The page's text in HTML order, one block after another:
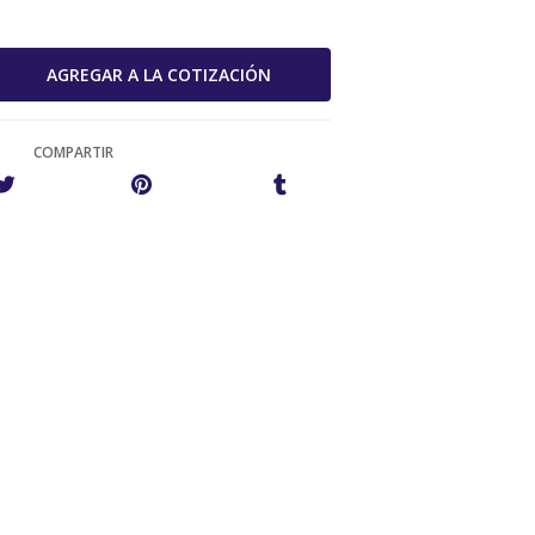
COMPARTIR